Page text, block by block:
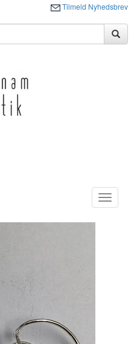
Tilmeld Nyhedsbrev
Toggle